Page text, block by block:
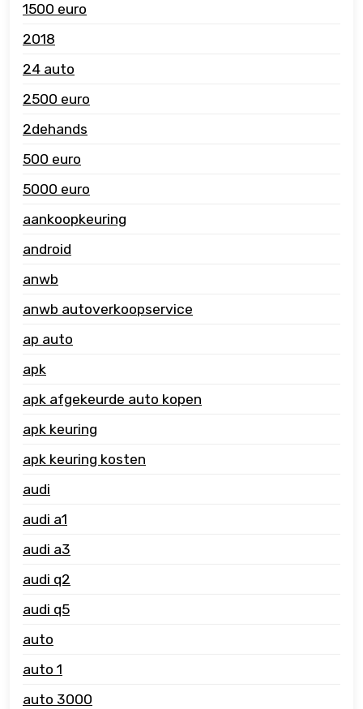
1500 euro
2018
24 auto
2500 euro
2dehands
500 euro
5000 euro
aankoopkeuring
android
anwb
anwb autoverkoopservice
ap auto
apk
apk afgekeurde auto kopen
apk keuring
apk keuring kosten
audi
audi a1
audi a3
audi q2
audi q5
auto
auto 1
auto 3000